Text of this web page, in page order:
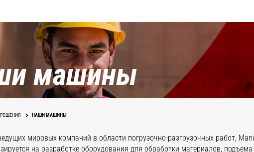
машины
РЕШЕНИЯ НАШИ МАШИНЫ
мировых компаний в области погрузочно-разгрузочных работ,
на разработке оборудования для обработки материалов,